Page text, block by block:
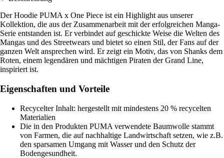
Der Hoodie PUMA x One Piece ist ein Highlight aus unserer
Kollektion, die aus der Zusammenarbeit mit der erfolgreichen Manga-
Serie entstanden ist. Er verbindet auf geschickte Weise die Welten des
Mangas und des Streetwears und bietet so einen Stil, der Fans auf der
ganzen Welt ansprechen wird. Er zeigt ein Motiv, das von Shanks dem
Roten, einem legendären und mächtigen Piraten der Grand Line,
inspiriert ist.
Eigenschaften und Vorteile
Recycelter Inhalt: hergestellt mit mindestens 20 % recycelten
Materialien
Die in den Produkten PUMA verwendete Baumwolle stammt
von Farmen, die auf nachhaltige Landwirtschaft setzen, wie z.B.
den sparsamen Umgang mit Wasser und den Schutz der
Bodengesundheit.